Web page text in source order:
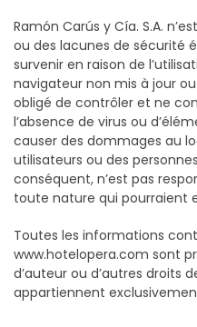
Ramón Carús y Cía. S.A.
ou des lacunes de sécurité
survenir en raison de
navigateur non mis à jour ou
obligé de contrôler et ne
l’absence de virus ou
causer des dommages au
utilisateurs ou des
conséquent, n’est pas
toute nature qui pourraient
Toutes les informations
www.hotelopera.com sont
d’auteur ou d’autres droits
appartiennent